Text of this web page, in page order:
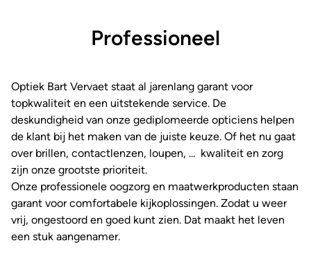
Professioneel
Optiek Bart Vervaet staat al jarenlang garant voor
topkwaliteit en een uitstekende service. De
deskundigheid van onze gediplomeerde opticiens helpen
de klant bij het maken van de juiste keuze. Of het nu gaat
over brillen, contactlenzen, loupen, ... kwaliteit en zorg
zijn onze grootste prioriteit.
Onze professionele oogzorg en maatwerkproducten staan
garant voor comfortabele kijkoplossingen. Zodat u weer
vrij, ongestoord en goed kunt zien. Dat maakt het leven
een stuk aangenamer.